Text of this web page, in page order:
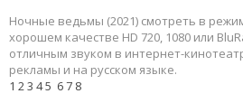
Ночные ведьмы (2021) смотреть в
хорошем качестве HD 720, 1080 или
отличным звуком в интернет-
рекламы и на русском языке.
1 23 45 67 8